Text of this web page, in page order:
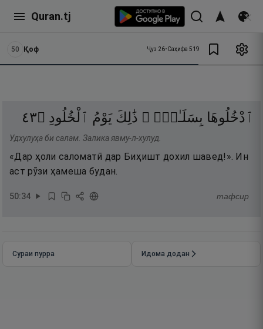
Quran.tj
50 Қоф Ҷуз 26•Саҳифа 519
ٱدْخُلُوهَا بِسَلَـٰمٍۢ ۖ ذَٰلِكَ يَوْمُ ٱلْخُلُودِ ۝٣٤
Удхулуҳа би салам. Залика явму-л-хулуд.
«Дар ҳоли саломатӣ дар Биҳишт дохил шавед!». Ин
аст рӯзи ҳамеша будан.
50:34 тафсир
Сураи пурра Идома додан